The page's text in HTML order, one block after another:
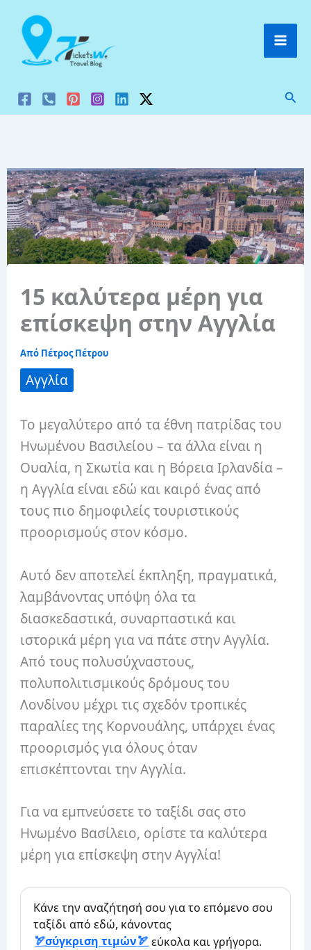
στο
περιεχόμενο
15 καλύτερα μέρη για
επίσκεψη στην Αγγλία
Από Πέτρος Πέτρου
Αγγλία
Το μεγαλύτερο από τα έθνη πατρίδας του
Ηνωμένου Βασιλείου – τα άλλα είναι η
Ουαλία, η Σκωτία και η Βόρεια Ιρλανδία –
η Αγγλία είναι εδώ και καιρό ένας από
τους πιο δημοφιλείς τουριστικούς
προορισμούς στον κόσμο.
Αυτό δεν αποτελεί έκπληξη, πραγματικά,
λαμβάνοντας υπόψη όλα τα
διασκεδαστικά, συναρπαστικά και
ιστορικά μέρη για να πάτε στην Αγγλία.
Από τους πολυσύχναστους,
πολυπολιτισμικούς δρόμους του
Λονδίνου μέχρι τις σχεδόν τροπικές
παραλίες της Κορνουάλης, υπάρχει ένας
προορισμός για όλους όταν
επισκέπτονται την Αγγλία.
Για να εμπνεύσετε το ταξίδι σας στο
Ηνωμένο Βασίλειο, ορίστε τα καλύτερα
μέρη για επίσκεψη στην Αγγλία!
Κάνε την αναζήτησή σου για το επόμενο σου
ταξίδι από εδώ, κάνοντας
σύγκριση τιμών
εύκολα και γρήγορα.